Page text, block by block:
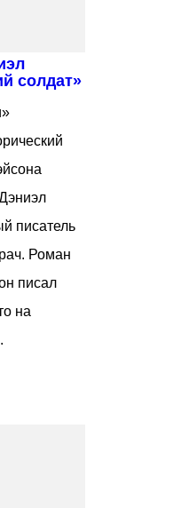
солдат»
писатель
Роман
писал
на